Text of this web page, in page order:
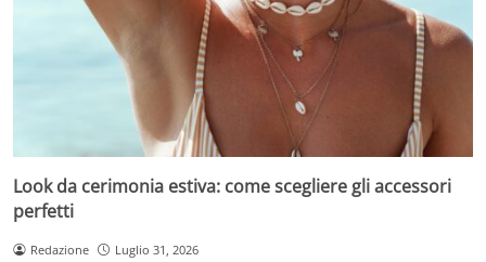
Look da cerimonia estiva: come scegliere gli accessori
perfetti
Redazione Luglio 31, 2026